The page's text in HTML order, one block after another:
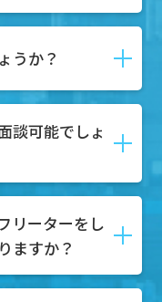
要はござい
卒で就職し
を指し、正社
にしていま
体的な予定
アップした
い、給与や
僚との人間
のご相談内
ちでしたら
うか？
。
ェントサー
可能です。
談可能でしょ
無料相談ボ
たら、弊社
談していた
リーターをし
ますか？